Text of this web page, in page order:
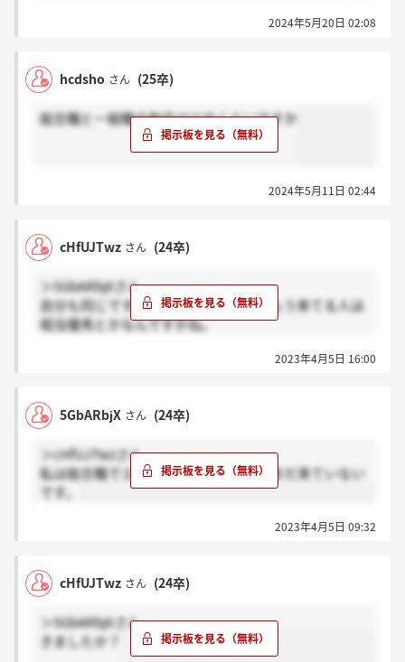
2024年5月20日 02:08
hcdsho さん (25卒)
総合職と一般職の割合はどのくらいですか
2024年5月11日 02:44
cHfUJTwz さん (24卒)
＞5GbARbjXさん
自分も同じです。４月末日までなのでもう来てる人は
相当優秀とかなんですかね。
2023年4月5日 16:00
5GbARbjX さん (24卒)
＞cHfUJTwzさん
私は総合職でエントリーしましたが、まだ来ていない
です。
2023年4月5日 09:32
cHfUJTwz さん (24卒)
＞5GbARbjXさん
きましたか？